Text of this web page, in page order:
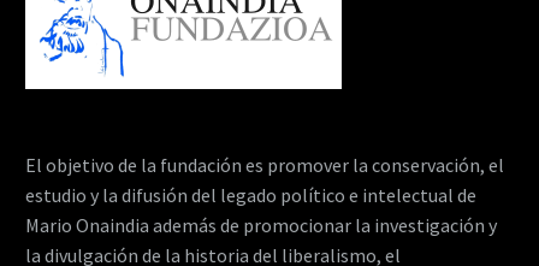
El objetivo de la fundación es promover la conservación, el
estudio y la difusión del legado político e intelectual de
Mario Onaindia además de promocionar la investigación y
la divulgación de la historia del liberalismo, el